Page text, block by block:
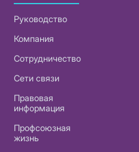
Руководство
Компания
Сотрудничество
Сети связи
Правовая
информация
Профсоюзная
жизнь